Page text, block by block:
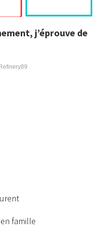
j’éprouve de
famille